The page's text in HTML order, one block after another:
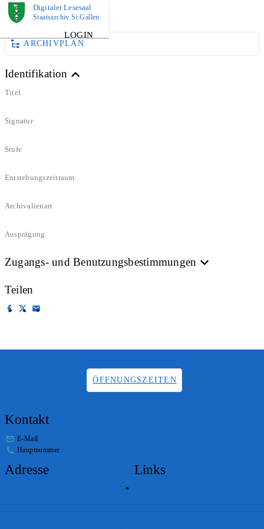
Digitaler Lesesaal
Staatsarchiv St.Gallen
LOGIN
DOKUMENT
ARCHIVPLAN
Identifikation
Titel
Signatur
Stufe
Entstehungszeitraum
Archivalienart
Ausprägung
Zugangs- und Benutzungsbestimmungen
Teilen
ÖFFNUNGSZEITEN
Kontakt
E-Mail
Hauptnummer
Adresse Links